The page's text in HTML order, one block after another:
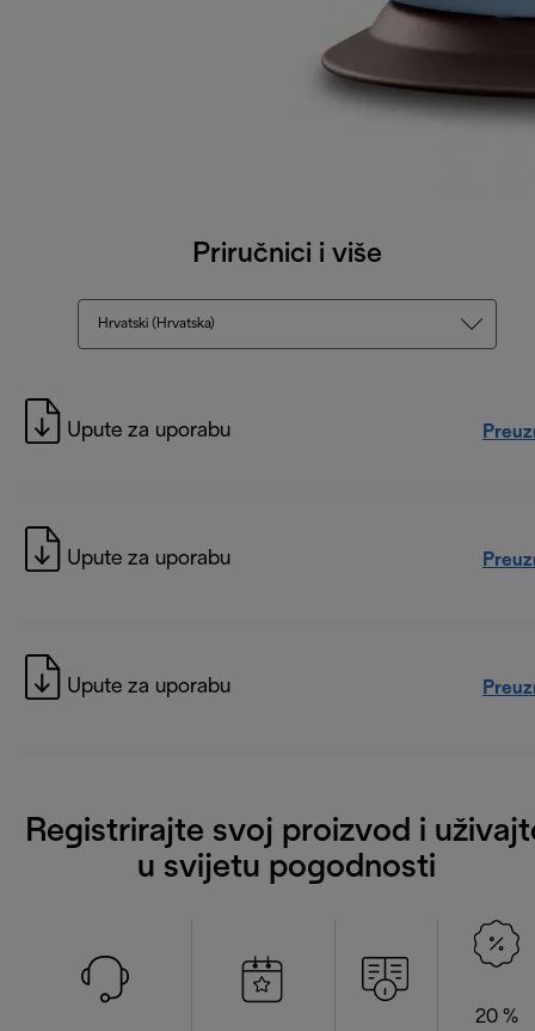
Priručnici i više
Hrvatski (Hrvatska)
Upute za uporabu
Upute za uporabu
Upute za uporabu
Registrirajte svoj proizvod i
u svijetu pogodnosti
20 %